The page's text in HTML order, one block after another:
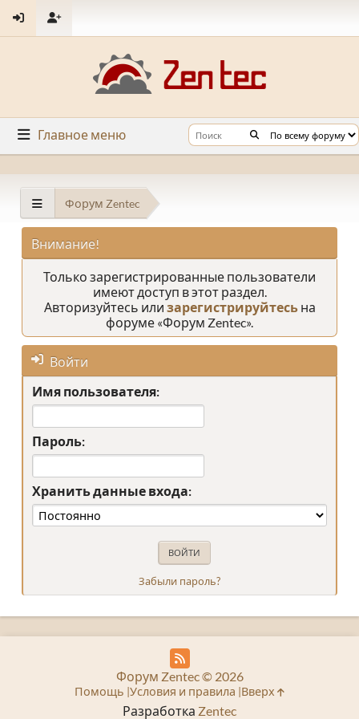
Главное меню
Форум Zentec
Внимание!
Только зарегистрированные пользователи
имеют доступ в этот раздел.
Авторизуйтесь или зарегистрируйтесьна
форуме «Форум Zentec».
Войти
Имя пользователя:
Пароль:
Хранить данные входа:
Забыли пароль?
Разработка Zentec
Форум Zentec © 2026
Помощь Условия и правила Вверх